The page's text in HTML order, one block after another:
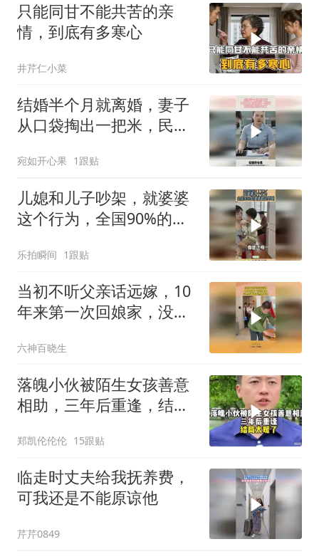
只能同甘不能共苦的亲
情，到底有多寒心
井芹仁小菜
结婚半个月就离婚，妻子
从口袋掏出一把米，民政
宛如开心果 1跟贴
儿媳和儿子吵架，就婆婆
这个行为，全国90%的婆
乐拍瞬间 1跟贴
当初不听父亲话远嫁，10
年来第一次回娘家，没想
六神百晓生
落魄小伙被陌生女孩善意
相助，三年后重逢，结局
郑凯伦伦伦 15跟贴
临走时丈夫给我抚养费，
可我还是不能原谅他
芹芹0849